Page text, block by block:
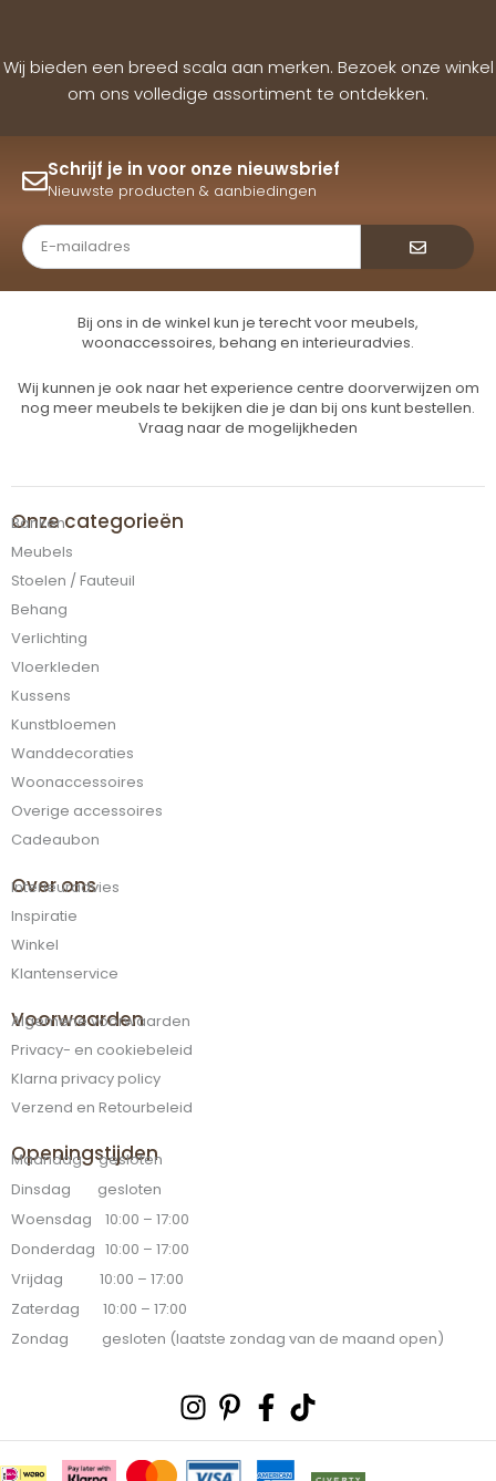
Wij bieden een breed scala aan merken. Bezoek onze winkel
om ons volledige assortiment te ontdekken.
Schrijf je in voor onze nieuwsbrief
Nieuwste producten & aanbiedingen
Bij ons in de winkel kun je terecht voor meubels,
woonaccessoires, behang en interieuradvies.
Wij kunnen je ook naar het experience centre doorverwijzen om
nog meer meubels te bekijken die je dan bij ons kunt bestellen.
Vraag naar de mogelijkheden
Onze categorieën
Banken
Meubels
Stoelen / Fauteuil
Behang
Verlichting
Vloerkleden
Kussens
Kunstbloemen
Wanddecoraties
Woonaccessoires
Overige accessoires
Cadeaubon
Over ons
Interieuradvies
Inspiratie
Winkel
Klantenservice
Voorwaarden
Algemene voorwaarden
Privacy- en cookiebeleid
Klarna privacy policy
Verzend en Retourbeleid
Openingstijden
Maandag gesloten
Dinsdag gesloten
Woensdag 10:00 – 17:00
Donderdag 10:00 – 17:00
Vrijdag 10:00 – 17:00
Zaterdag 10:00 – 17:00
Zondag gesloten (laatste zondag van de maand open)
Instagram
Pinterest-
p
Facebook-
f
Tiktok